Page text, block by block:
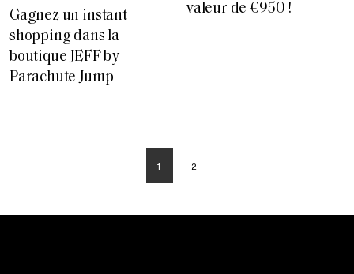
Gagnez un instant
shopping dans la
boutique JEFF by
Parachute Jump
valeur de €950 !
1 2